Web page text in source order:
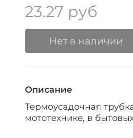
23.27 руб
Нет в наличии
Описание
Термоусадочная
мототехнике, в